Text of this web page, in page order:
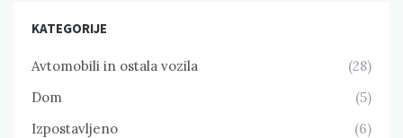
KATEGORIJE
Avtomobili in ostala vozila
(28)
Dom
(5)
Izpostavljeno
(6)